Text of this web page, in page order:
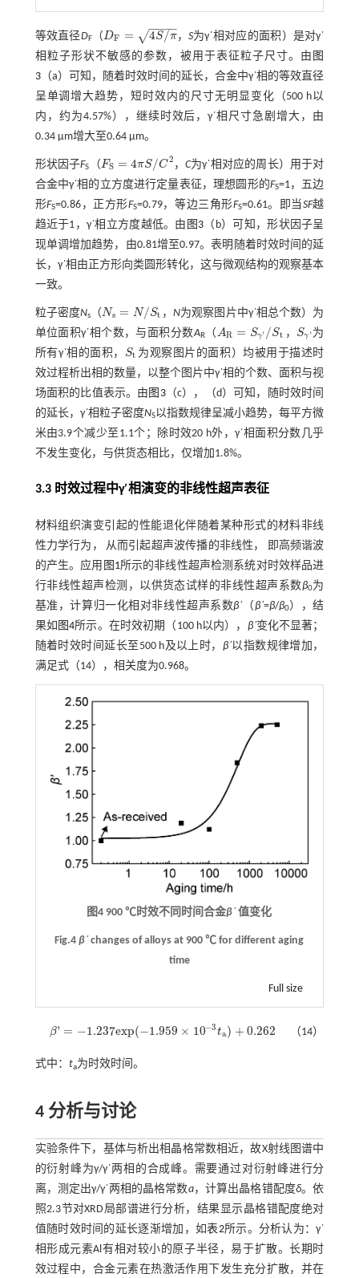
等效直径DF（DF = 4S/π
− −
−−
√
DF= 4S/ π ， S为γ΄相对应的面积）是对γ΄
相粒子形状不敏感的参数，被用于表征粒子尺寸。由 图
3（a）可知，随着时效时间的延长，合金中γ΄相的等效直径
呈单调增大趋势，短时效内的尺寸无明显变化（500 h以
内，约为4.57%），继续时效后，γ΄相尺寸急剧增大，由
0.34 μm增大至0.64 μm。
形状因子FS （ FS = 4πS/C2
FS= 4π S/C2 ，C为γ΄相对应的周长）用于对
合金中γ΄相的立方度进行定量表征，理想圆形的FS=1，五边
形FS=0.86，正方形FS=0.79，等边三角形FS=0.61。即当SF越
趋近于1，γ΄相立方度越低。由 图3 （b）可知，形状因子呈
现单调增加趋势，由0.81增至0.97。表明随着时效时间的延
长，γ΄相由正方形向类圆形转化，这与微观结构的观察基本
一致。
粒子密度Ns （Ns = N/St
Ns= N/ St ，N为观察图片中γ΄相总个数）为
单位面积γ΄相个数，与面积分数AR（ AR = Sγ' /St
AR= Sγ' /St ， Sγ '
Sγ' 为
所有γ΄相的面积，
St
St 为观察图片的面积）均被用于描述时
效过程析出相的数量，以整个图片中γ΄相的个数、面积与视
场面积的比值表示。由 图3（c），（d）可知，随时效时间
的延长，γ΄相粒子密度NS以指数规律呈减小趋势，每平方微
米由3.9个减少至1.1个；除时效20 h外，γ΄相面积分数几乎
不发生变化，与供货态相比，仅增加1.8%。
3.3 时效过程中γ′相演变的非线性超声表征
材料组织演变引起的性能退化伴随着某种形式的材料非线
性力学行为， 从而引起超声波传播的非线性， 即高频谐波
的产生。应用 图1所示的非线性超声检测系统对时效样品进
行非线性超声检测，以供货态试样的非线性超声系数β0为
基准，计算归一化相对非线性超声系数β΄ （β΄=β/β0），结
果如 图4所示。在时效初期（100 h以内）， β΄变化不显著；
随着时效时间延长至500 h及以上时， β΄以指数规律增加，
满足式（14） ，相关度为0.968。
图4 900 ℃时效不同时间合金β΄ 值变化
Fig.4β΄ changes of alloys at 900 ℃ for different aging
time
Full size
β' = −1.237exp(−1.959 × 10−3ta) + 0.262
β'= -1.237exp(-1.959×10-3ta) +0.262 （14）
式中： ta为时效时间。
4 分析与讨论
实验条件下，基体与析出相晶格常数相近，故X射线图谱中
的衍射峰为γ/γ΄两相的合成峰。需要通过对衍射峰进行分
离，测定出γ/γ΄两相的晶格常数a，计算出晶格错配度δ。依
照2.3节对XRD局部谱进行分析，结果显示晶格错配度绝对
值随时效时间的延长逐渐增加，如表2所示。分析认为：γ΄
相形成元素Al有相对较小的原子半径，易于扩散。长期时
效过程中，合金元素在热激活作用下发生充分扩散，并在